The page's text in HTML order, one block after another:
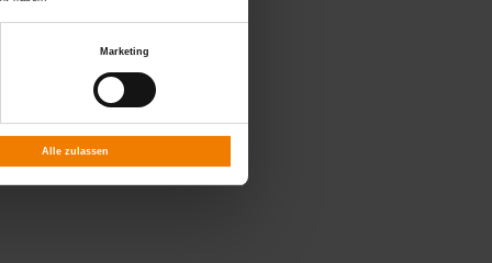
Marketing
Alle zulassen
für